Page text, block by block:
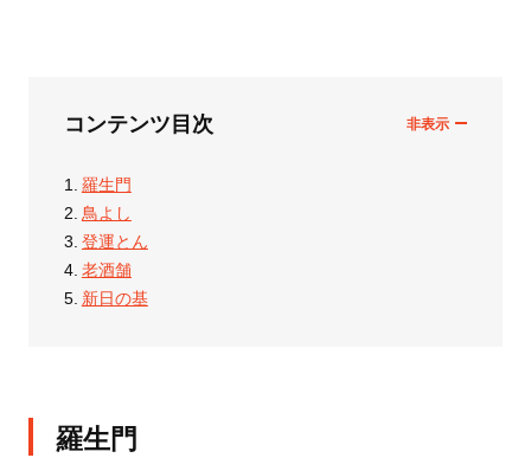
コンテンツ目次
羅生門
鳥よし
登運とん
老酒舗
新日の基
羅生門